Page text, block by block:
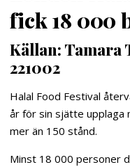
fick 18 000
Källan: Tamara
221002
Halal Food Festival
år för sin sjätte upplaga
mer än 150 stånd.
Minst 18 000 personer